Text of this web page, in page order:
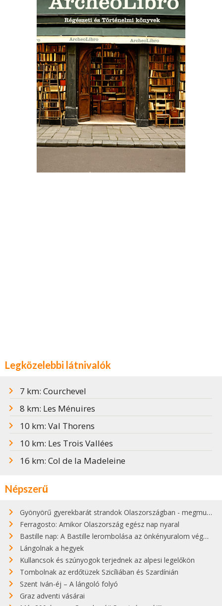
Legközelebbi látnivalók
7 km: Courchevel
8 km: Les Ménuires
10 km: Val Thorens
10 km: Les Trois Vallées
16 km: Col de la Madeleine
Népszerű
Gyönyörű gyerekbarát strandok Olaszországban - megmutatjuk a 15 legjobbat
Ferragosto: Amikor Olaszország egész nap nyaral
Bastille nap: A Bastille lerombolása az önkényuralom végét jelentette
Lángolnak a hegyek
Kullancsok és szúnyogok terjednek az alpesi legelőkön
Tombolnak az erdőtüzek Szicíliában és Szardínián
Szent Iván-éj – A lángoló folyó
Graz adventi vásárai